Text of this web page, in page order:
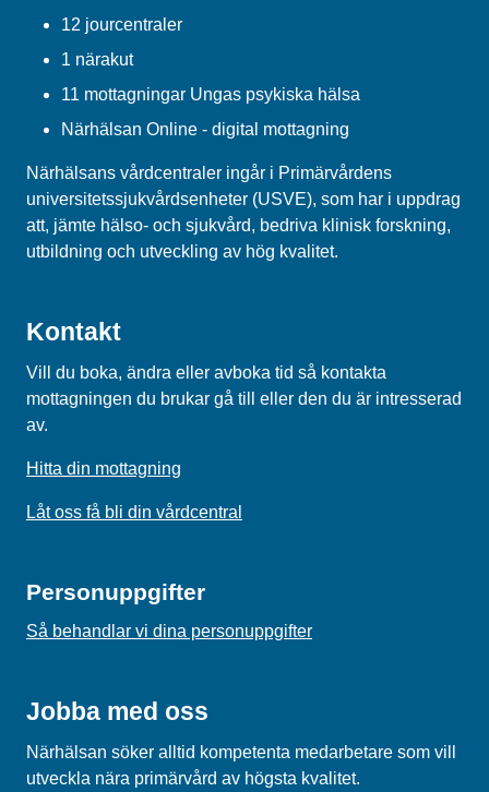
12 jourcentraler
1 närakut
11 mottagningar Ungas psykiska hälsa
Närhälsan Online - digital mottagning
Närhälsans vårdcentraler ingår i Primärvårdens
universitetssjukvårdsenheter (USVE), som har i uppdrag
att, jämte hälso- och sjukvård, bedriva klinisk forskning,
utbildning och utveckling av hög kvalitet.
Kontakt
Vill du boka, ändra eller avboka tid så kontakta
mottagningen du brukar gå till eller den du är intresserad
av.
Hitta din mottagning
Låt oss få bli din vårdcentral
Personuppgifter
Så behandlar vi dina personuppgifter
Jobba med oss
Närhälsan söker alltid kompetenta medarbetare som vill
utveckla nära primärvård av högsta kvalitet.